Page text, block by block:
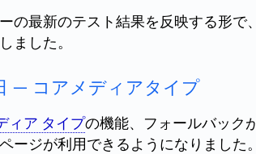
ーの最新のテスト結果を反映する形で
ました。
— コアメディアタイプ
ィア タイプの機能、フォールバック
ージが利用できるようになりました。